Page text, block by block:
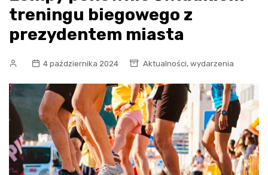
treningu biegowego z
prezydentem miasta
4 października 2024 Aktualności, wydarzenia